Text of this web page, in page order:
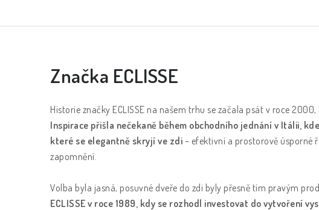
Značka ECLISSE
Historie značky ECLISSE na našem trhu se začala psát v roce
Inspirace přišla nečekaně během obchodního jednání v Itálii,
které se elegantně skryjí ve zdi – efektivní a prostorově úsporné
zapomnění.
Volba byla jasná, posuvné dveře do zdi byly přesně tím pravým
ECLISSE v roce 1989, kdy se rozhodl investovat do vytvoření